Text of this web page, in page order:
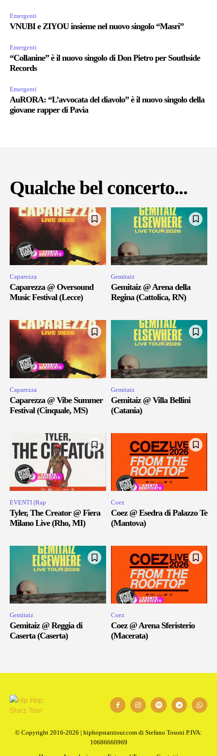
Emergenti
VNUBI e ZIYOU insieme nel nuovo singolo “Masri”
Emergenti
“Collanine” è il nuovo singolo di Don Pietro per Southside
Records
Emergenti
AuRORA: “L’avvocata del diavolo” è il nuovo singolo della
giovane rapper di Pavia
Qualche bel concerto...
Caparezza
Caparezza @ Oversound
Music Festival (Lecce)
Gemitaiz
Gemitaiz @ Arena della
Regina (Cattolica, RN)
Caparezza
Caparezza @ Vibe Summer
Festival (Cinquale, MS)
Gemitaiz
Gemitaiz @ Villa Bellini
(Catania)
EVENTI (Rap
Tyler, The Creator @ Fiera
Milano Live (Rho, MI)
Coez
Coez @ Esedra di Palazzo Te
(Mantova)
Gemitaiz
Gemitaiz @ Reggia di
Caserta (Caserta)
Coez
Coez @ Arena Sferisterio
(Macerata)
© Copyright 2016-2026 | hiphopstarztour.com di Stefano Tosoni P.IVA:
10686660969